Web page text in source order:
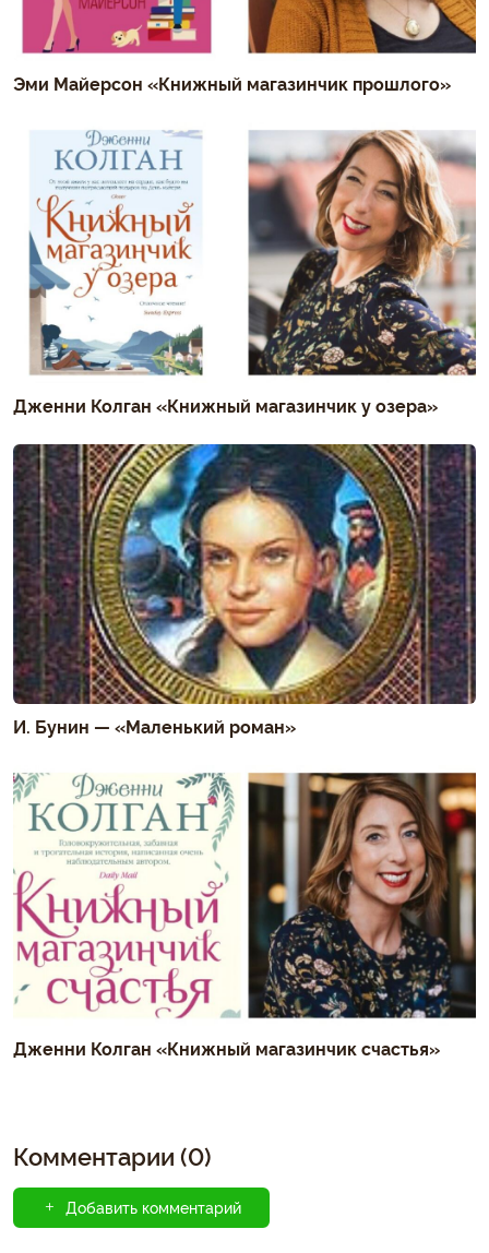
Эми Майерсон «Книжный магазинчик прошлого»
Дженни Колган «Книжный магазинчик у озера»
И. Бунин — «Маленький роман»
Дженни Колган «Книжный магазинчик счастья»
Комментарии (0)
Добавить комментарий